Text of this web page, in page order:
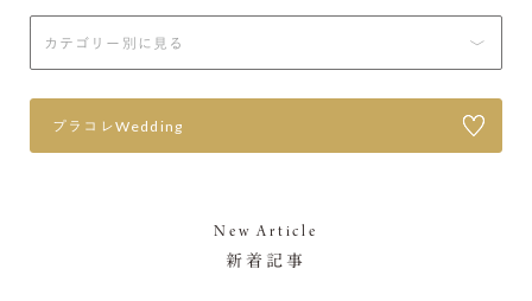
プラコレWedding
New Article
新着記事